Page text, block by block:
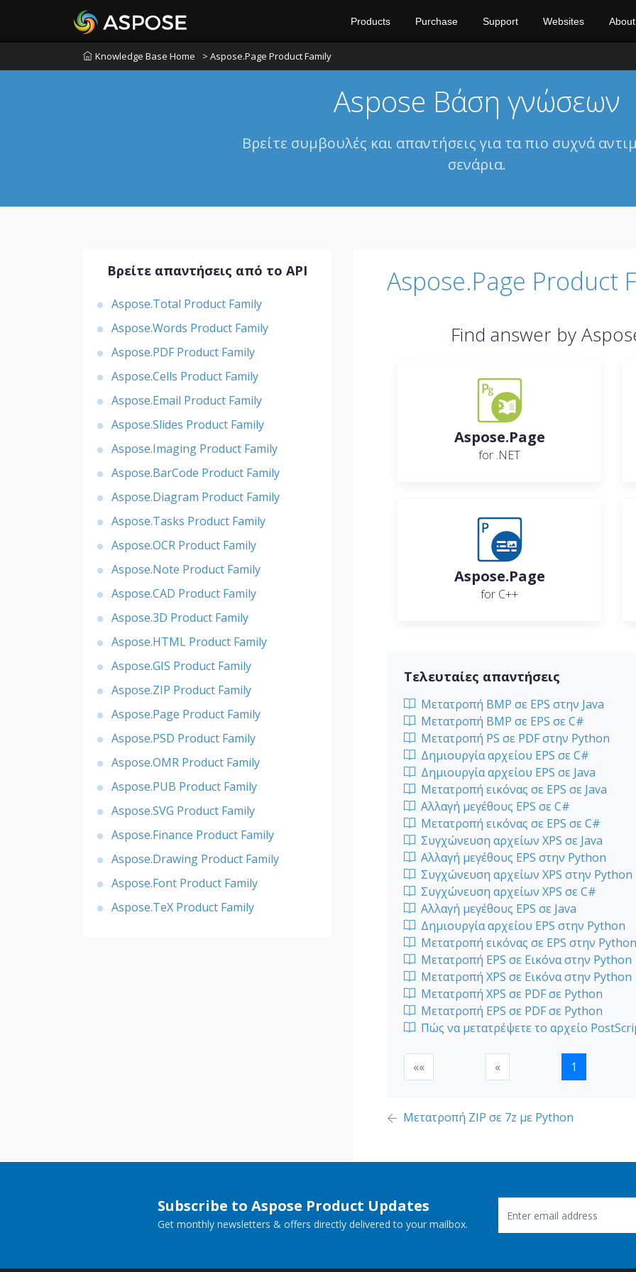
Products Purchase Support Websites About
Knowledge Base Home > Aspose.Page Product Family
Aspose Βάση γνώσεων
Βρείτε συμβουλές και απαντήσεις για τα πιο συχνά
σενάρια.
Βρείτε απαντήσεις από το API
Aspose.Total Product Family
Aspose.Words Product Family
Aspose.PDF Product Family
Aspose.Cells Product Family
Aspose.Email Product Family
Aspose.Slides Product Family
Aspose.Imaging Product Family
Aspose.BarCode Product Family
Aspose.Diagram Product Family
Aspose.Tasks Product Family
Aspose.OCR Product Family
Aspose.Note Product Family
Aspose.CAD Product Family
Aspose.3D Product Family
Aspose.HTML Product Family
Aspose.GIS Product Family
Aspose.ZIP Product Family
Aspose.Page Product Family
Aspose.PSD Product Family
Aspose.OMR Product Family
Aspose.PUB Product Family
Aspose.SVG Product Family
Aspose.Finance Product Family
Aspose.Drawing Product Family
Aspose.Font Product Family
Aspose.TeX Product Family
Aspose.Page Product
Find answer by
Aspose.Page
for .NET
Aspose.Page
for C++
Τελευταίες απαντήσεις
Μετατροπή BMP σε EPS στην Java
Μετατροπή BMP σε EPS σε C#
Μετατροπή PS σε PDF στην Python
Δημιουργία αρχείου EPS σε C#
Δημιουργία αρχείου EPS σε Java
Μετατροπή εικόνας σε EPS σε Java
Αλλαγή μεγέθους EPS σε C#
Μετατροπή εικόνας σε EPS σε C#
Συγχώνευση αρχείων XPS σε Java
Αλλαγή μεγέθους EPS στην Python
Συγχώνευση αρχείων XPS στην Python
Συγχώνευση αρχείων XPS σε C#
Αλλαγή μεγέθους EPS σε Java
Δημιουργία αρχείου EPS στην Python
Μετατροπή εικόνας σε EPS στην Python
Μετατροπή EPS σε Εικόνα στην Python
Μετατροπή XPS σε Εικόνα στην Python
Μετατροπή XPS σε PDF σε Python
Μετατροπή EPS σε PDF σε Python
Πώς να μετατρέψετε το αρχείο
«« « 1
Μετατροπή ZIP σε 7z με Python
Subscribe to Aspose Product Updates
Get monthly newsletters & offers directly delivered to your mailbox.